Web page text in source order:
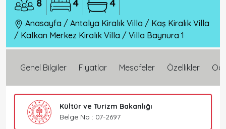
8 4 4
Anasayfa / Antalya Kiralık Villa / Kaş Kiralık Villa
/ Kalkan Merkez Kiralık Villa / Villa Baynura 1
Genel Bilgiler Fiyatlar Mesafeler Özellikler
Kültür ve Turizm Bakanlığı
Belge No : 07-2697